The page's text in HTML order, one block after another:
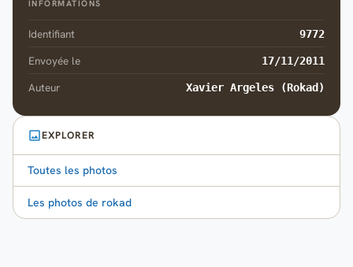
INFORMATIONS
Identifiant 9772
Envoyée le 17/11/2011
Auteur Xavier Argeles (Rokad)
EXPLORER
Toutes les photos
Les photos de rokad